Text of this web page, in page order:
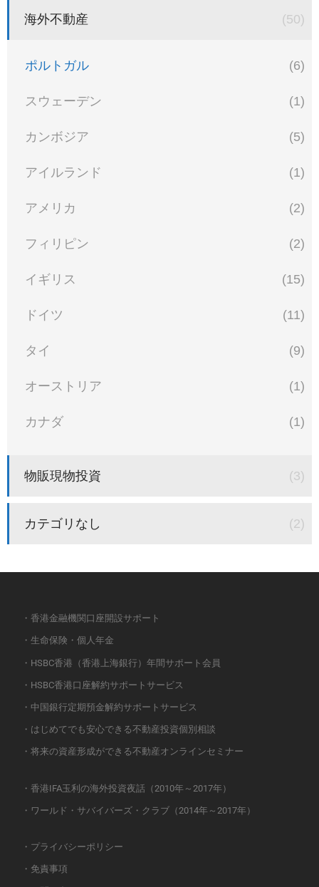
海外不動産 (50)
ポルトガル (6)
スウェーデン (1)
カンボジア (5)
アイルランド (1)
アメリカ (2)
フィリピン (2)
イギリス (15)
ドイツ (11)
タイ (9)
オーストリア (1)
カナダ (1)
物販現物投資 (3)
カテゴリなし (2)
・香港金融機関口座開設サポート
・生命保険・個人年金
・HSBC香港（香港上海銀行）年間サポート会員
・HSBC香港口座解約サポートサービス
・中国銀行定期預金解約サポートサービス
・はじめてでも安心できる不動産投資個別相談
・将来の資産形成ができる不動産オンラインセミナー
・香港IFA玉利の海外投資夜話（2010年～2017年）
・ワールド・サバイバーズ・クラブ（2014年～2017年）
・プライバシーポリシー
・免責事項